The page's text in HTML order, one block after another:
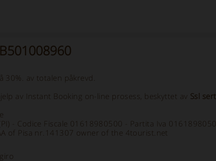
30%. av totalen påkrevd.
av Instant Booking on-line prosess, beskyttet av Ssl
- Codice Fiscale 01618980500 - Partita Iva
of Pisa nr.141307 owner of the 4tourist.net